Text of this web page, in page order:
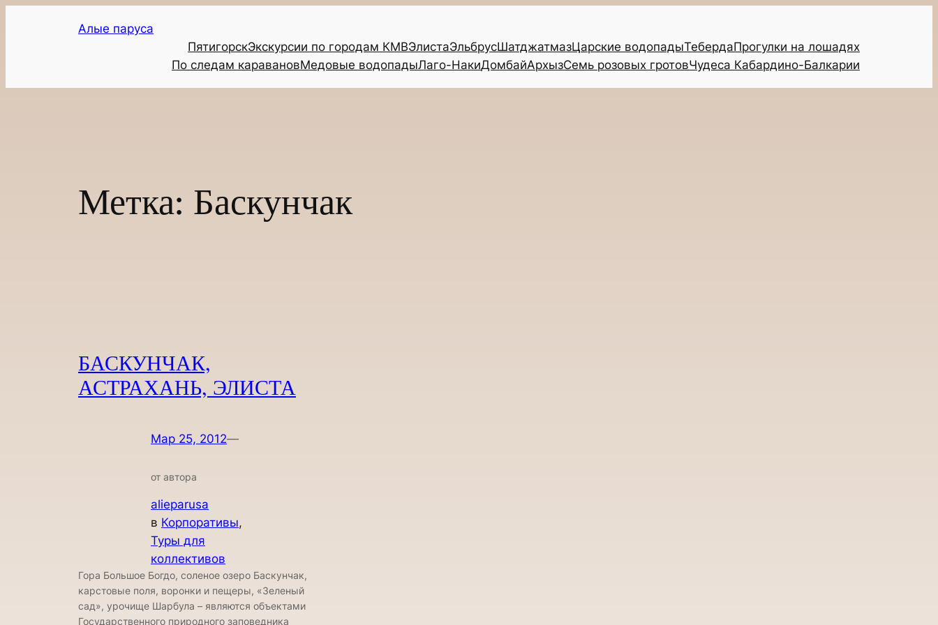
Алые паруса
ПятигорскЭкскурсии по городам КМВЭлистаЭльбрусШатджатмазЦарские водопадыТебердаПрогулки на лошадях
По следам каравановМедовые водопадыЛаго-НакиДомбайАрхызСемь розовых гротовЧудеса Кабардино-Балкарии
Метка: Баскунчак
БАСКУНЧАК,
АСТРАХАНЬ, ЭЛИСТА
Мар 25, 2012—
от автора
alieparusa
в Корпоративы
Туры для
коллективов
Гора Большое Богдо, соленое озеро Баскунчак,
карстовые поля, воронки и пещеры, «Зеленый
сад», урочище Шарбула – являются объектами
Государственного природного заповедника